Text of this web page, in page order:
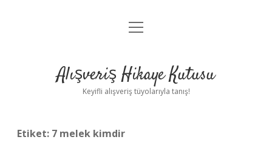
Anasayfa
Yasal Uyarı
menüyü
Alışveriş Hikaye Kutusu
Keyifli alışveriş tüyolarıyla tanış!
Etiket: 7 melek kimdir